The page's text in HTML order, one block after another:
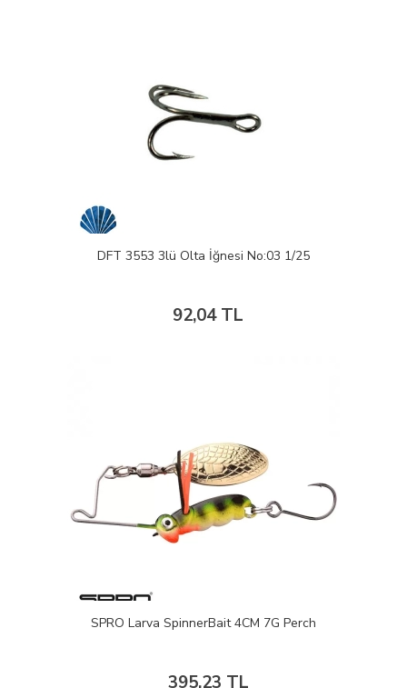
DFT 3553 3lü Olta İğnesi No:03 1/25
92,04 TL
SPRO Larva SpinnerBait 4CM 7G Perch
395,23 TL